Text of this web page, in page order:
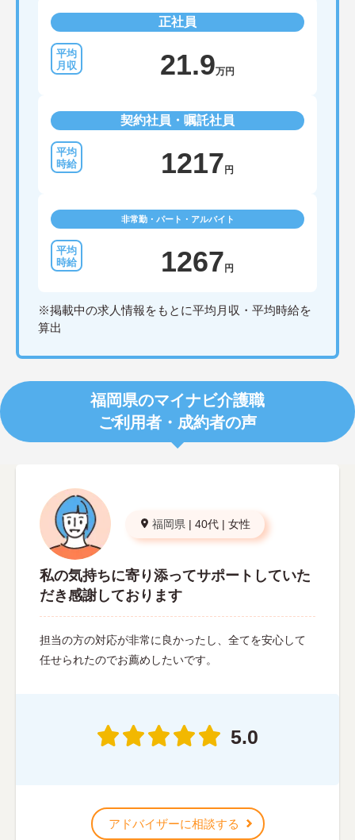
正社員
21.9万円
契約社員・嘱託社員
1217 円
非常勤・パート・アルバイト
1267 円
※掲載中の求人情報をもとに平均月収・平均時給を
算出
福岡県のマイナビ介護職
ご利用者・成約者の声
福岡県 | 40代 | 女性
私の気持ちに寄り添ってサポートしていた
だき感謝しております
担当の方の対応が非常に良かったし、全てを安心して
任せられたのでお薦めしたいです。
5.0
アドバイザーに相談する